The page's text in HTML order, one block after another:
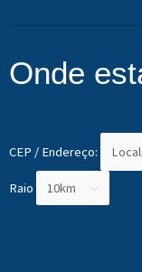
Onde
CEP / Endereço:
Raio